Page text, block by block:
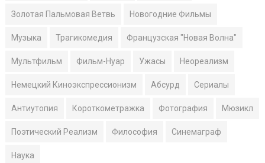
Золотая Пальмовая Ветвь Новогодние Фильмы
Музыка Трагикомедия Французская "Новая Волна"
Мультфильм Фильм-Нуар Ужасы Неореализм
Немецкий Киноэкспрессионизм Абсурд Сериалы
Антиутопия Короткометражка Фотография Мюзикл
Поэтический Реализм Философия Синемаграф
Наука